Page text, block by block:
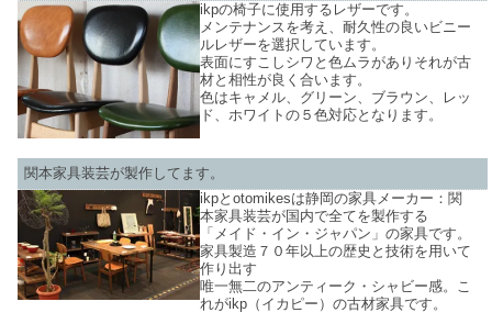
ikpの椅子に使用するレザーです。
メンテナンスを考え、耐久性の良いビニー
ルレザーを選択しています。
表面にすこしシワと色ムラがありそれが古
材と相性が良く合います。
色はキャメル、グリーン、ブラウン、レッ
ド、ホワイトの５色対応となります。
関本家具装芸が製作してます。
ikpとotomikesは静岡の家具メーカー：関
本家具装芸が国内で全てを製作する
「メイド・イン・ジャパン」の家具です。
家具製造７０年以上の歴史と技術を用いて
作り出す
唯一無二のアンティーク・シャビー感。こ
れがikp（イカピー）の古材家具です。